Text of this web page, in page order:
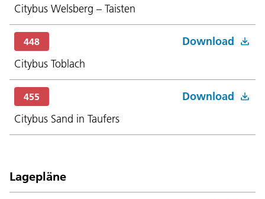
Citybus Welsberg – Taisten
448
Download
Citybus Toblach
455
Download
Citybus Sand in Taufers
Lagepläne